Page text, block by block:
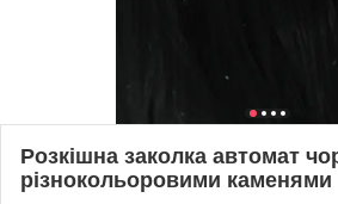
Розкішна заколка автомат
різнокольоровими каменями